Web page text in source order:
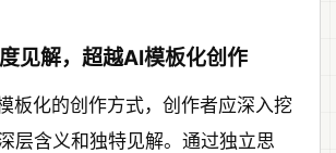
见解，超越AI模板化创作
板化的创作方式，创作者应深入挖
层含义和独特见解。通过独立思